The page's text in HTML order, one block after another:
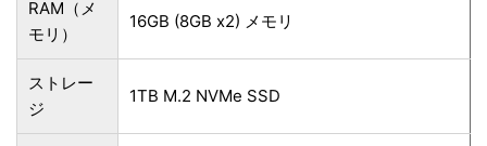
RAM（メ
モリ）
16GB (8GB x2) メモリ
ストレー
ジ
1TB M.2 NVMe SSD